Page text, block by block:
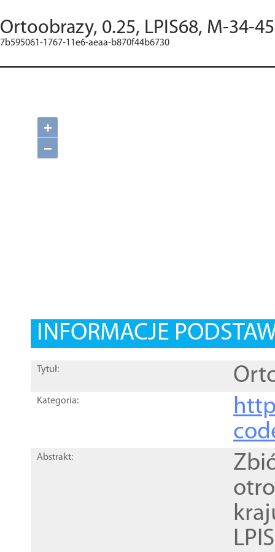
Ortoobrazy, 0.25, LPIS68, M-34-
7b595061-1767-11e6-aeaa-b870f44b6730
+
−
INFORMACJE
Tytuł:
Kategoria:
Abstrakt: